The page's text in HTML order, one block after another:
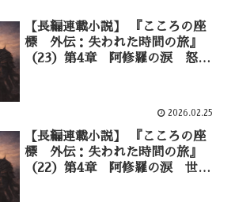
【長編連載小説】 『こころの座
標 外伝：失われた時間の旅』
（23）第4章 阿修羅の涙 怒り
2026.02.25
【長編連載小説】 『こころの座
標 外伝：失われた時間の旅』
（22）第4章 阿修羅の涙 世界